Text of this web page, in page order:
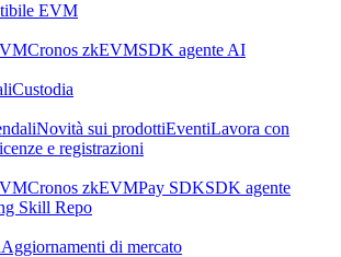
EVM
Cronos zkEVMSDK agente AI
Custodia
Novità sui prodottiEventiLavora con
e registrazioni
Cronos zkEVMPay SDKSDK agente
Skill Repo
Aggiornamenti di mercato